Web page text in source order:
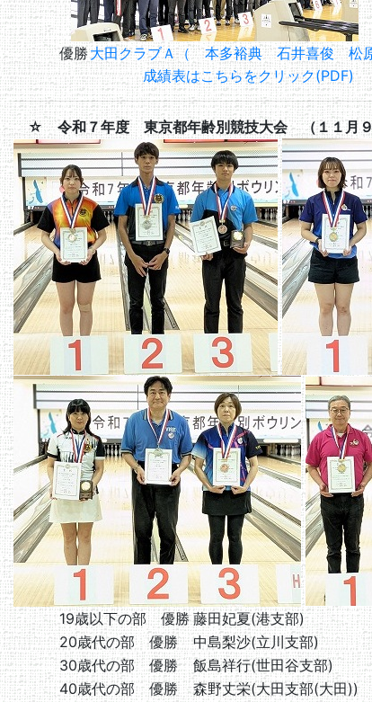
優勝大田クラブＡ（ 本多裕典 石井喜俊
成績表はこちらをクリック(PDF)
☆ 令和７年度 東京都年齢別競技大会 （１１月９
19歳以下の部 優勝 藤田妃夏(港支部)
20歳代の部 優勝
中島梨沙(立川支部)
30歳代の部 優勝
飯島祥行(世田谷支部)
40歳代の部 優勝
森野丈栄(大田支部(大田))